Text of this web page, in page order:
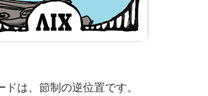
ドは、節制の逆位置です。